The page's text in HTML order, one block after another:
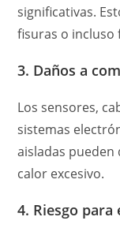
significativas.
fisuras o incluso
3. Daños a
Los sensores,
sistemas
aisladas
calor excesivo.
4. Riesgo para